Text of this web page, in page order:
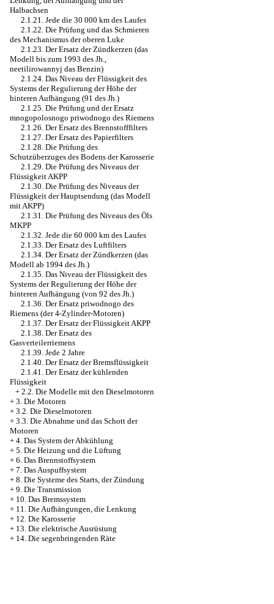
Halbachsen
2.1.21. Jede die 30 000 km des Laufes
2.1.22. Die Prüfung und das Schmieren
des Mechanismus der oberen Luke
2.1.23. Der Ersatz der Zündkerzen (das
Modell bis zum 1993 des Jh.,
neetilirowannyj das Benzin)
2.1.24. Das Niveau der Flüssigkeit des
Systems der Regulierung der Höhe der
hinteren Aufhängung (91 des Jh.)
2.1.25. Die Prüfung und der Ersatz
mnogopolosnogo priwodnogo des Riemens
2.1.26. Der Ersatz des Brennstofffilters
2.1.27. Der Ersatz des Papierfilters
2.1.28. Die Prüfung des
Schutzüberzuges des Bodens der Karosserie
2.1.29. Die Prüfung des Niveaus der
Flüssigkeit AKPP
2.1.30. Die Prüfung des Niveaus der
Flüssigkeit der Hauptsendung (das Modell
mit AKPP)
2.1.31. Die Prüfung des Niveaus des Öls
MKPP
2.1.32. Jede die 60 000 km des Laufes
2.1.33. Der Ersatz des Luftfilters
2.1.34. Der Ersatz der Zündkerzen (das
Modell ab 1994 des Jh.)
2.1.35. Das Niveau der Flüssigkeit des
Systems der Regulierung der Höhe der
hinteren Aufhängung (von 92 des Jh.)
2.1.36. Der Ersatz priwodnogo des
Riemens (der 4-Zylinder-Motoren)
2.1.37. Der Ersatz der Flüssigkeit AKPP
2.1.38. Der Ersatz des
Gasverteilerriemens
2.1.39. Jede 2 Jahre
2.1.40. Der Ersatz der Bremsflüssigkeit
2.1.41. Der Ersatz der kühlenden
Flüssigkeit
+ 2.2. Die Modelle mit den Dieselmotoren
+ 3. Die Motoren
+ 3.2. Die Dieselmotoren
+ 3.3. Die Abnahme und das Schott der
Motoren
+ 4. Das System der Abkühlung
+ 5. Die Heizung und die Lüftung
+ 6. Das Brennstoffsystem
+ 7. Das Auspuffsystem
+ 8. Die Systeme des Starts, der Zündung
+ 9. Die Transmission
+ 10. Das Bremssystem
+ 11. Die Aufhängungen, die Lenkung
+ 12. Die Karosserie
+ 13. Die elektrische Ausrüstung
+ 14. Die segenbringenden Räte